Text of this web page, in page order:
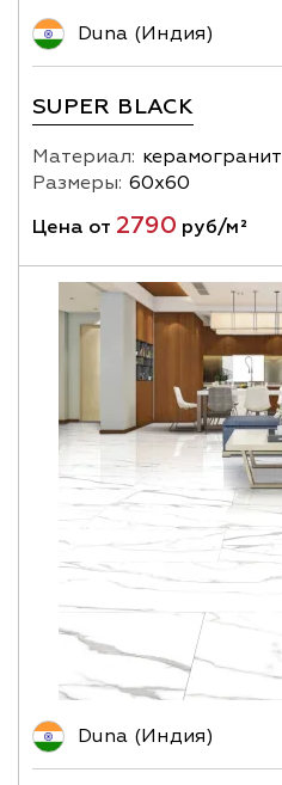
Duna (Индия)
SUPER BLACK
Материал: керамогранит
Размеры: 60х60
Цена от 2790 руб/м²
Duna (Индия)